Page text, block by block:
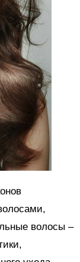
волосы –